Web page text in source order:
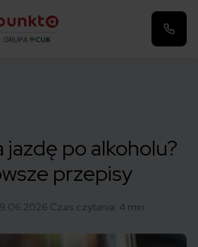
jazdę po alkoholu?
przepisy
Czas czytania: 4 min